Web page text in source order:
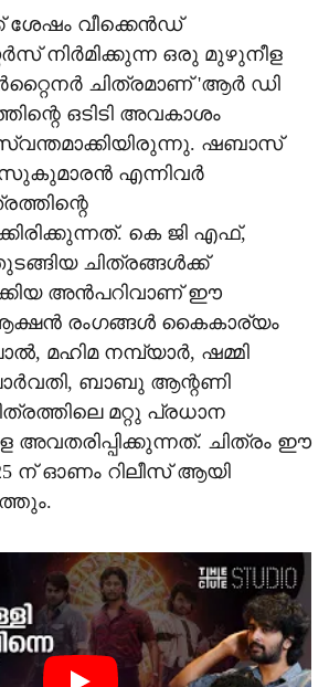
ശേഷം വീക്കെൻഡ്
നിർമിക്കുന്ന ഒരു മുഴുനീള
ചിത്രമാണ് 'ആർ ഡി
ഒടിടി അവകാശം
ഷബാസ്
എന്നിവർ
കെ ജി എഫ്,
ചിത്രങ്ങൾക്ക്
അന്‍പറിവാണ് ഈ
ആക്ഷൻ രംഗങ്ങൾ കൈകാര്യം
മഹിമ നമ്പ്യാര്‍, ഷമ്മി
ബാബു ആന്റണി
മറ്റു പ്രധാന
അവതരിപ്പിക്കുന്നത്. ചിത്രം ഈ
ന് ഓണം റിലീസ് ആയി